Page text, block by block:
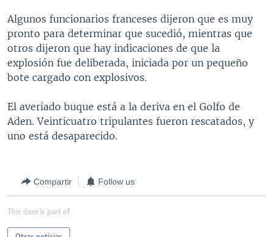
TECNOLOGÍA
DEPORTES
CIENCIA Y SALUD
FOTOGRAFÍA
AUDIOS
EL MUNDO AL DÍA
FORO INTERAMERICANO
VISIÓN 360
LAS CLAVES
PANORAMA
RADIO
AVANCE INFORMATIVO
AUDIONOTICIAS
BUENOS DÍAS AMÉRICA
ESTADOS UNIDOS AL DÍA
EL MUNDO AL DÍA [RADIO]
NOTA ECONÓMICA
ENTRETENIMIENTO
DIRECT
DOCUMENTALES DE LA VOA
SÍGANOS
Idiomas
Algunos funcionarios franceses dijeron que es muy
pronto para determinar que sucedió, mientras que
otros dijeron que hay indicaciones de que la
explosión fue deliberada, iniciada por un pequeño
bote cargado con explosivos.
El averiado buque está a la deriva en el Golfo de
Aden. Veinticuatro tripulantes fueron rescatados, y
uno está desaparecido.
Compartir Follow us
This item is part of